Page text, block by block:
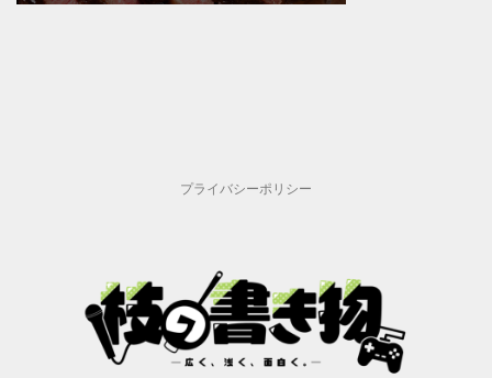
プライバシーポリシー